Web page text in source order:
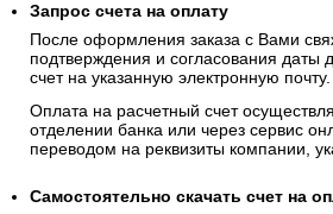
Запрос счета на оплату
После оформления заказа с Вами
подтверждения и согласования даты
счет на указанную электронную почту.
Оплата на расчетный счет
отделении банка или через сервис
переводом на реквизиты компании,
Самостоятельно скачать счет на